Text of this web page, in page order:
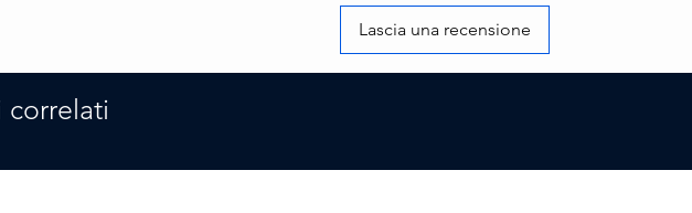
Lascia una recensione
correlati